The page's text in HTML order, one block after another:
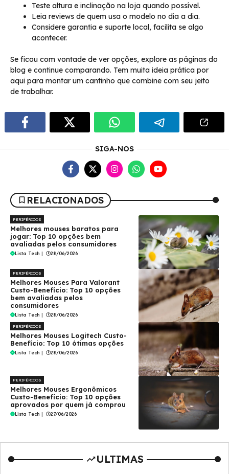
Teste altura e inclinação na loja quando possível.
Leia reviews de quem usa o modelo no dia a dia.
Considere garantia e suporte local, facilita se algo
acontecer.
Se ficou com vontade de ver opções, explore as páginas do
blog e continue comparando. Tem muita ideia prática por
aqui para montar um cantinho que combine com seu jeito
de trabalhar.
SIGA-NOS
RELACIONADOS
PERIFÉRICOS
Melhores mouses baratos para
jogar: Top 10 opções bem
avaliadas pelos consumidores
Lista Tech | 28/06/2026
PERIFÉRICOS
Melhores Mouses Para Valorant
Custo-Benefício: Top 10 opções
bem avaliadas pelos
consumidores
Lista Tech | 28/06/2026
PERIFÉRICOS
Melhores Mouses Logitech Custo-
Benefício: Top 10 ótimas opções
Lista Tech | 28/06/2026
PERIFÉRICOS
Melhores Mouses Ergonômicos
Custo-Benefício: Top 10 opções
aprovados por quem já comprou
Lista Tech | 27/06/2026
ULTIMAS